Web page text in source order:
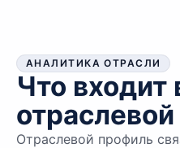
АНАЛИТИКА ОТРАСЛИ
Что входит
Отраслевой профиль